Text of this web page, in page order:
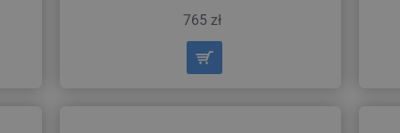
765 zł